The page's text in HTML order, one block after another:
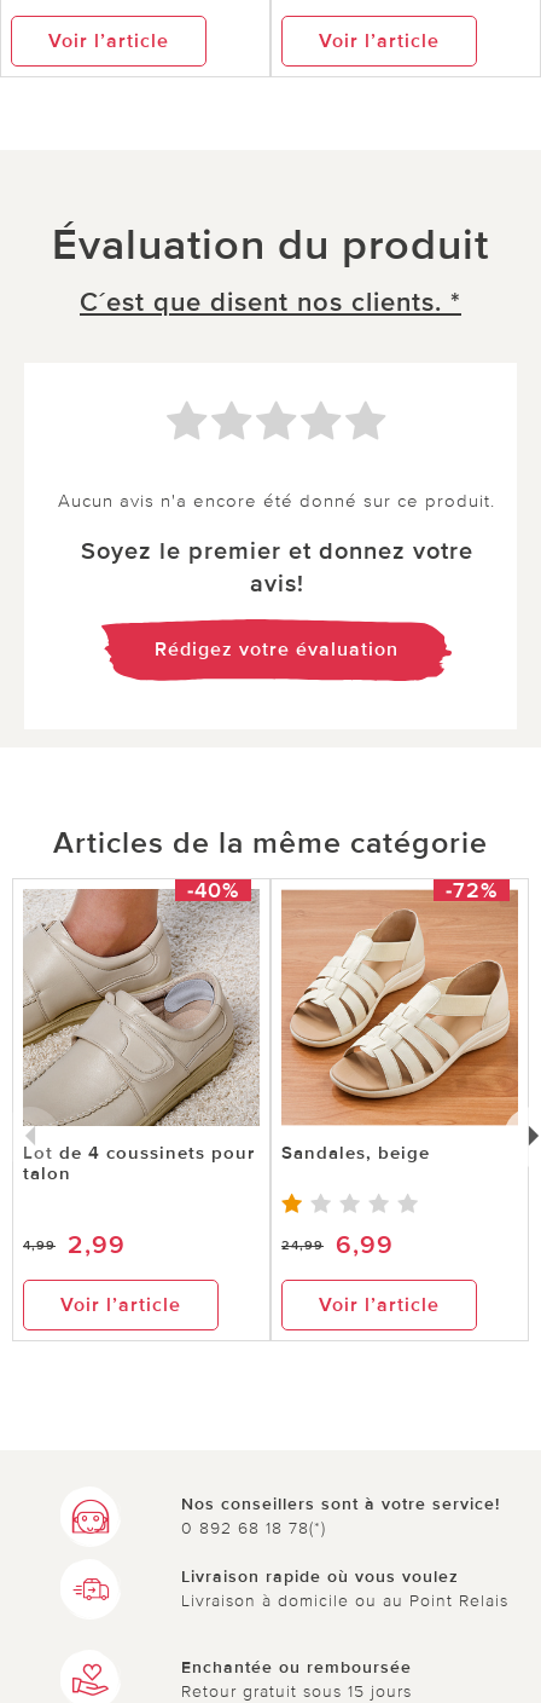
Voir l’article Voir l’article
Évaluation du produit
C´est que disent nos clients. *
Aucun avis n'a encore été donné sur ce produit.
Soyez le premier et donnez votre
avis!
Rédigez votre évaluation
Articles de la même catégorie
-40%
Lot de 4 coussinets pour
talon
4,99 2,99
Voir l’article
-72%
Sandales, beige
24,99 6,99
Voir l’article
Nos conseillers sont à votre service!
0 892 68 18 78(*)
Livraison rapide où vous voulez
Livraison à domicile ou au Point Relais
Enchantée ou remboursée
Retour gratuit sous 15 jours